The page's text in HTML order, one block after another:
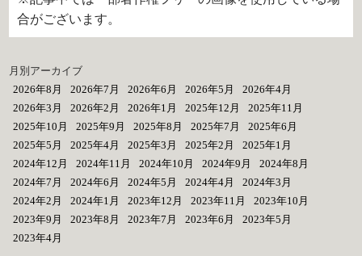
合がございます。
月別アーカイブ
2026年8月
2026年7月 2026年6月 2026年5月
2026年4月
2026年3月
2026年2月 2026年1月 2025年12月
2025年11月
2025年10月
2025年9月 2025年8月 2025年7月
2025年6月
2025年5月
2025年4月 2025年3月 2025年2月
2025年1月
2024年12月
2024年11月 2024年10月 2024年9月
2024年8月
2024年7月
2024年6月 2024年5月 2024年4月
2024年3月
2024年2月
2024年1月 2023年12月 2023年11月
2023年10月
2023年9月
2023年8月 2023年7月 2023年6月
2023年5月
2023年4月